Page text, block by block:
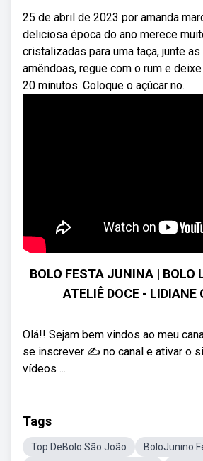
25 de abril de 2023 por amanda
deliciosa época do ano merece
cristalizadas para uma taça, junte
amêndoas, regue com o rum e
20 minutos. Coloque o açúcar no.
BOLO FESTA JUNINA | BOLO
ATELIÊ DOCE - LIDIANE
Olá!! Sejam bem vindos ao meu
se inscrever ✍ no canal e ativar o
vídeos ...
Tags
Top DeBolo São João BoloJunino